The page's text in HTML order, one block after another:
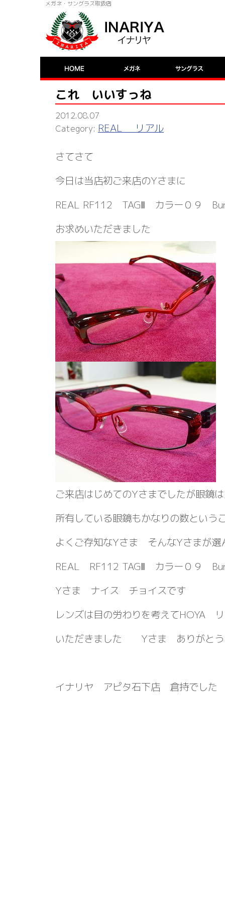
メガネ・サングラス取扱店
これ いいすっね
2012.08.07
REAL リアル
さてさて
今日は当店初ご来店のYさまに
REAL RF112 TAGⅡ カラー０９
お求めいただきました
ご来店はじめてのYさまでしたが眼鏡
所有している眼鏡もかなりの数という
よくご存知なYさま そんなYさまが選
REAL RF112 TAGⅡ カラー０９
Yさま ナイス チョイスです
レンズは目の労わりを考えてHOYA
いただきました Yさま ありがと
イナリヤ アピタ石下店 倉持でした